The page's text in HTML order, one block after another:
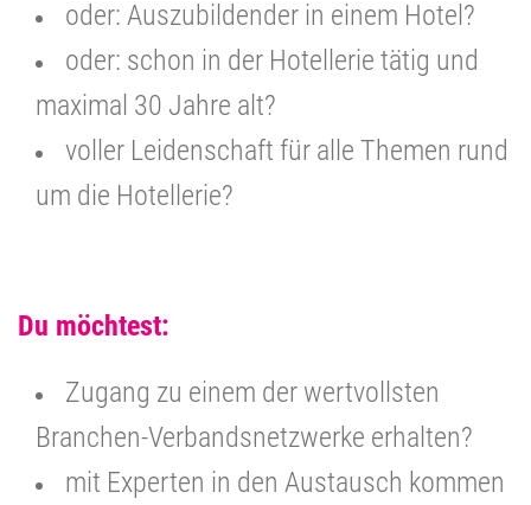
oder: Auszubildender in einem Hotel?
oder: schon in der Hotellerie tätig und
maximal 30 Jahre alt?
voller Leidenschaft für alle Themen rund
um die Hotellerie?
Du möchtest:
Zugang zu einem der wertvollsten
Branchen-Verbandsnetzwerke erhalten?
mit Experten in den Austausch kommen